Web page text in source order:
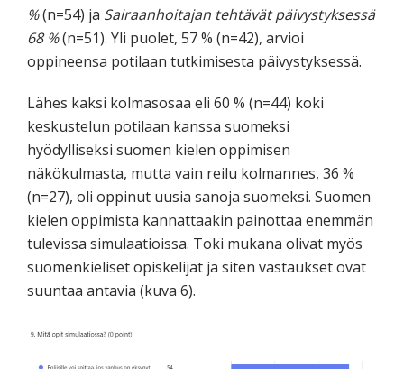
%(n=54) ja Sairaanhoitajan tehtävät päivystyksessä
68 %(n=51). Yli puolet, 57 % (n=42), arvioi
oppineensa potilaan tutkimisesta päivystyksessä.
Lähes kaksi kolmasosaa eli 60 % (n=44) koki
keskustelun potilaan kanssa suomeksi
hyödylliseksi suomen kielen oppimisen
näkökulmasta, mutta vain reilu kolmannes, 36 %
(n=27), oli oppinut uusia sanoja suomeksi. Suomen
kielen oppimista kannattaakin painottaa enemmän
tulevissa simulaatioissa. Toki mukana olivat myös
suomenkieliset opiskelijat ja siten vastaukset ovat
suuntaa antavia (kuva 6).